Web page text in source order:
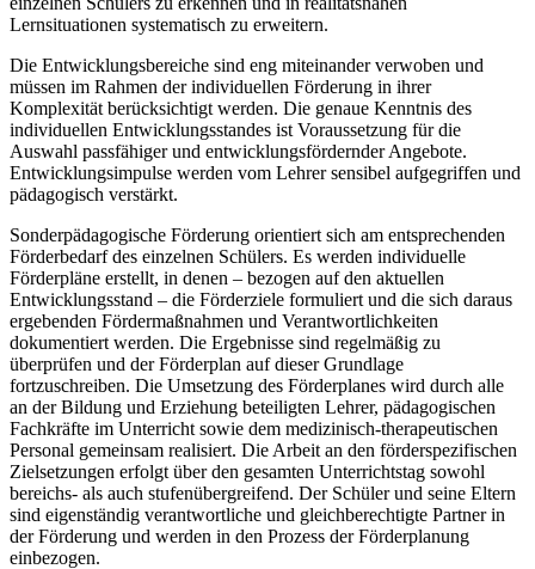
Lernsituationen systematisch zu erweitern.
Die Entwicklungsbereiche sind eng miteinander verwoben und
müssen im Rahmen der individuellen Förderung in ihrer
Komplexität berücksichtigt werden. Die genaue Kenntnis des
individuellen Entwicklungsstandes ist Voraussetzung für die
Auswahl passfähiger und entwicklungsfördernder Angebote.
Entwicklungsimpulse werden vom Lehrer sensibel aufgegriffen und
pädagogisch verstärkt.
Sonderpädagogische Förderung orientiert sich am entsprechenden
Förderbedarf des einzelnen Schülers. Es werden individuelle
Förderpläne erstellt, in denen – bezogen auf den aktuellen
Entwicklungsstand – die Förderziele formuliert und die sich daraus
ergebenden Fördermaßnahmen und Verantwortlichkeiten
dokumentiert werden. Die Ergebnisse sind regelmäßig zu
überprüfen und der Förderplan auf dieser Grundlage
fortzuschreiben. Die Umsetzung des Förderplanes wird durch alle
an der Bildung und Erziehung beteiligten Lehrer, pädagogischen
Fachkräfte im Unterricht sowie dem medizinisch-therapeutischen
Personal gemeinsam realisiert. Die Arbeit an den förderspezifischen
Zielsetzungen erfolgt über den gesamten Unterrichtstag sowohl
bereichs- als auch stufenübergreifend. Der Schüler und seine Eltern
sind eigenständig verantwortliche und gleichberechtigte Partner in
der Förderung und werden in den Prozess der Förderplanung
einbezogen.